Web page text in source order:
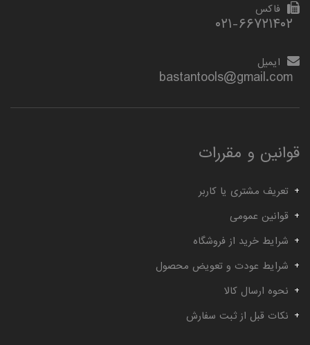
فاکس
۰۲۱-۶۶۷۲۱۴۰۲
ایمیل
bastantools@gmail.com
قوانین و مقررات
تعریف مشتری یا کاربر
قوانین عمومی
شرایط خرید از فروشگاه
شرایط عودت و تعویض محصول
نحوه ارسال کالا
نکات قبل از ثبت سفارش